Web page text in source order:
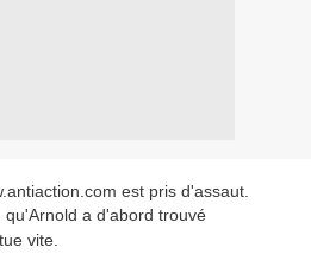
est pris d'assaut.
a d'abord trouvé
vite.